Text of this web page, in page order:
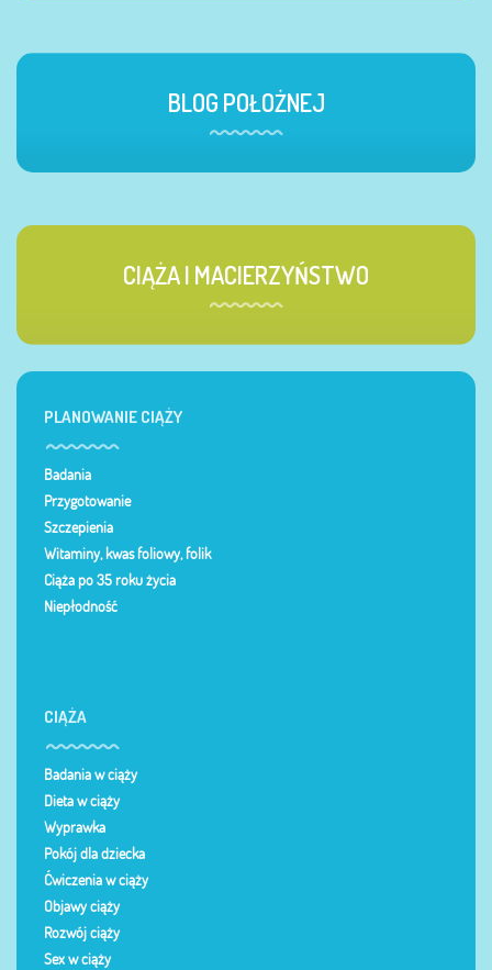
BLOG POŁOŻNEJ
CIĄŻA I MACIERZYŃSTWO
PLANOWANIE CIĄŻY
Badania
Przygotowanie
Szczepienia
Witaminy, kwas foliowy, folik
Ciąża po 35 roku życia
Niepłodność
CIĄŻA
Badania w ciąży
Dieta w ciąży
Wyprawka
Pokój dla dziecka
Ćwiczenia w ciąży
Objawy ciąży
Rozwój ciąży
Sex w ciąży